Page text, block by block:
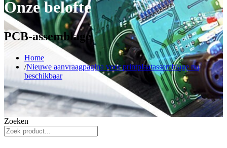
Onze belofte
PCB-assemblage
Home
Nieuwe aanvraagpagina voor printplaatassemblage nu
beschikbaar
Zoeken